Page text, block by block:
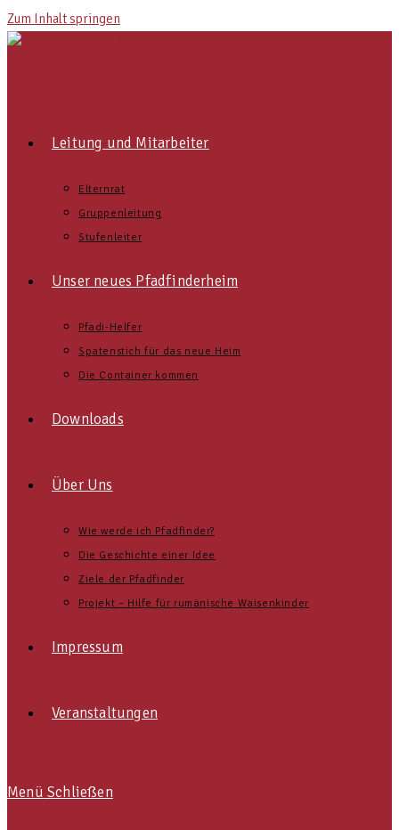
Zum Inhalt springen
Leitung und Mitarbeiter
Elternrat
Gruppenleitung
Stufenleiter
Unser neues Pfadfinderheim
Pfadi-Helfer
Spatenstich für das neue Heim
Die Container kommen
Downloads
Über Uns
Wie werde ich Pfadfinder?
Die Geschichte einer Idee
Ziele der Pfadfinder
Projekt – Hilfe für rumänische Waisenkinder
Impressum
Veranstaltungen
Menü Schließen